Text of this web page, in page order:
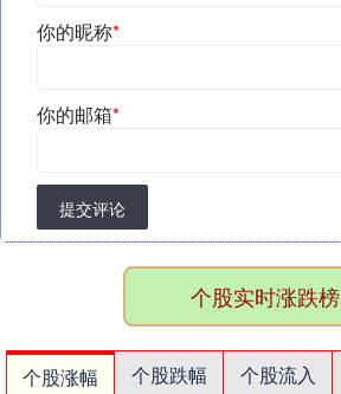
你的昵称*
你的邮箱*
提交评论
个股实时涨跌榜
个股涨幅 个股跌幅 个股流入